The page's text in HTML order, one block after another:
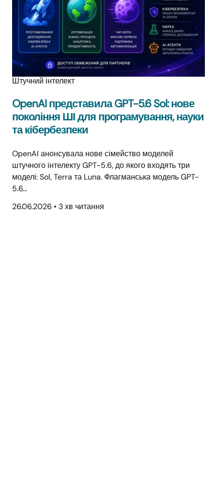
Штучний інтелект
OpenAI представила GPT-5.6 Sol: нове
покоління ШІ для програмування, науки
та кібербезпеки
OpenAI анонсувала нове сімейство моделей
штучного інтелекту GPT-5.6, до якого входять три
моделі: Sol, Terra та Luna. Флагманська модель GPT-
5.6…
26.06.2026 • 3 хв читання